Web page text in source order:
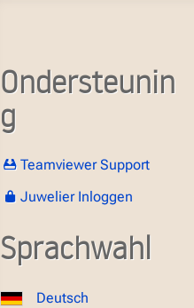
Ondersteunin
g
Teamviewer Support
Juwelier Inloggen
Sprachwahl
Deutsch